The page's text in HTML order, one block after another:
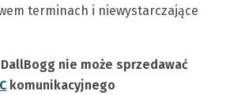
terminach i niewystarczające
nie może sprzedawać
komunikacyjnego